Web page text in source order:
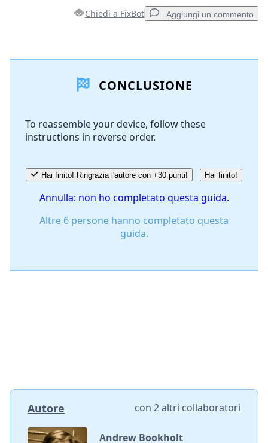
Chiedi a FixBot Aggiungi un commento
Aggiungi Commento
Annulla
CONCLUSIONE
To reassemble your device, follow these
instructions in reverse order.
Hai finito! Ringrazia l'autore con +30 punti! Hai finito!
Annulla: non ho completato questa guida.
Altre 6 persone hanno completato questa
guida.
Autore con 2 altri collaboratori
Andrew Bookholt